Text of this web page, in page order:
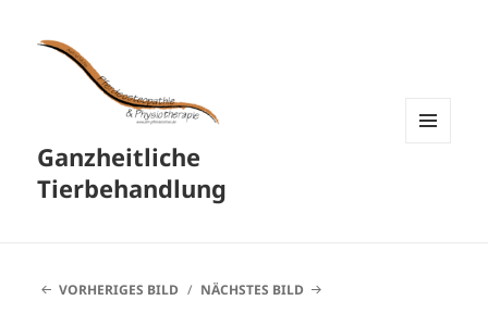
Ganzheitliche
Tierbehandlung
VORHERIGES BILD NÄCHSTES BILD